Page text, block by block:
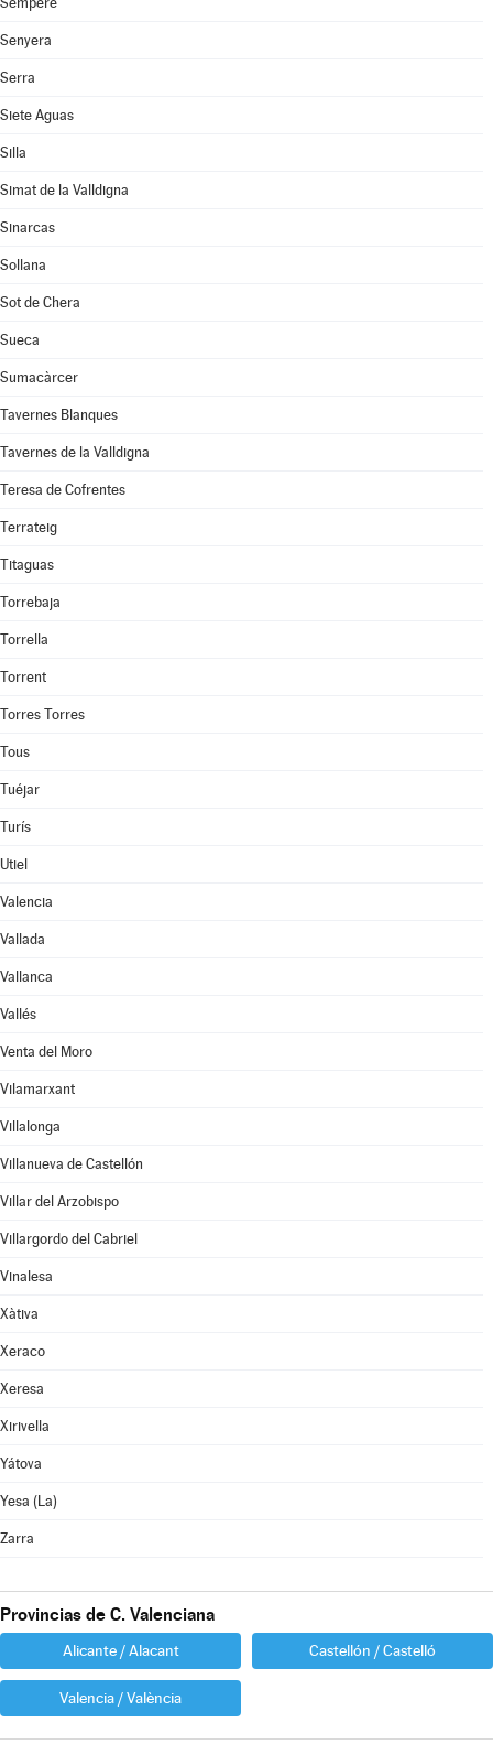
Senyera
Serra
Siete Aguas
Silla
Simat de la Valldigna
Sinarcas
Sollana
Sot de Chera
Sueca
Sumacàrcer
Tavernes Blanques
Tavernes de la Valldigna
Teresa de Cofrentes
Terrateig
Titaguas
Torrebaja
Torrella
Torrent
Torres Torres
Tous
Tuéjar
Turís
Utiel
Valencia
Vallada
Vallanca
Vallés
Venta del Moro
Vilamarxant
Villalonga
Villanueva de Castellón
Villar del Arzobispo
Villargordo del Cabriel
Vinalesa
Xàtiva
Xeraco
Xeresa
Xirivella
Yátova
Yesa (La)
Zarra
Provincias de C. Valenciana
Alicante / Alacant Castellón / Castelló
Valencia / València